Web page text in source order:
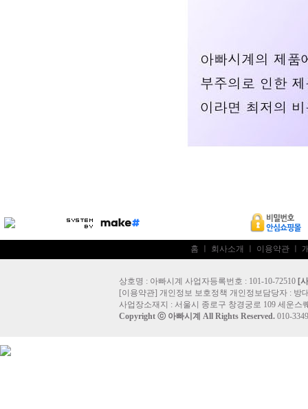
홈 회사소개 이용약관
상호명 : 아빠시계 사업자등록번호 : 101-10-72510 [
[이용약관] 개인정보 보호정책 개인정보담당자 : 방
사업장소재지 : 서울시 종로구 창경궁로 109 세운스
Copyright ⓒ 아빠시계 All Rights Reserved. 010-